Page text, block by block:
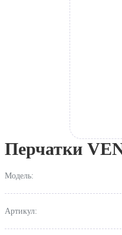
Перчатки
Модель:
Артикул: